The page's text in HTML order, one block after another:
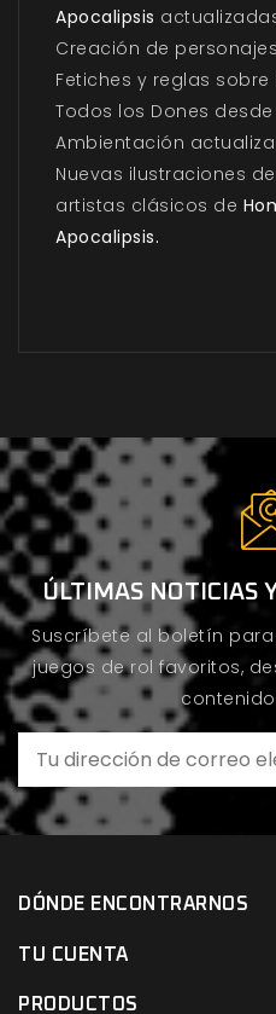
Apocalipsis
Creación de
Fetiches y reglas sobre
Todos los Dones
Ambientación
Nuevas ilustraciones
artistas clásicos de
Apocalipsis.
ÚLTIMAS NOTICIAS
Suscríbete al boletín
juegos de rol favoritos,
DÓNDE ENCONTRARNOS
TU CUENTA
PRODUCTOS